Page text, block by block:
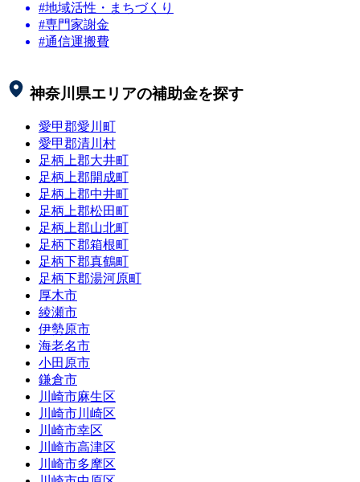
#地域活性・まちづくり
#専門家謝金
#通信運搬費
神奈川県エリアの補助金を探す
愛甲郡愛川町
愛甲郡清川村
足柄上郡大井町
足柄上郡開成町
足柄上郡中井町
足柄上郡松田町
足柄上郡山北町
足柄下郡箱根町
足柄下郡真鶴町
足柄下郡湯河原町
厚木市
綾瀬市
伊勢原市
海老名市
小田原市
鎌倉市
川崎市麻生区
川崎市川崎区
川崎市幸区
川崎市高津区
川崎市多摩区